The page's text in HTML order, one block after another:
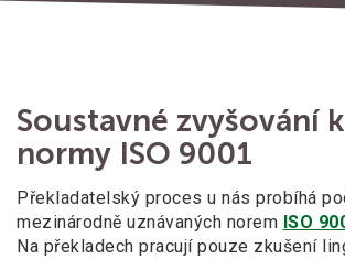
Soustavné zvyšování
normy ISO 9001
Překladatelský proces u nás probíhá
mezinárodně uznávaných norem ISO
Na překladech pracují pouze zkušení